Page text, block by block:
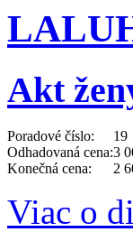
Akt
Poradové číslo:
19
Odhadovaná cena:3
Konečná cena:
2
Viac o